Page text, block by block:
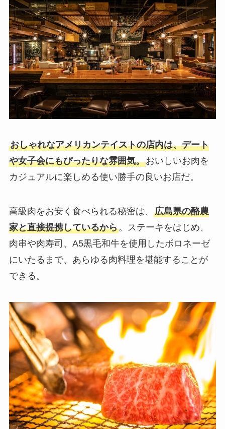
おしゃれなアメリカンテイストの店内は、デート
や女子会にもぴったりな雰囲気。おいしいお肉を
カジュアルに楽しめる使い勝手の良いお店だ。
高級肉をお安く食べられる秘密は、 広島県の酪農
家と直接提携しているから。ステーキをはじめ、
肉串や肉寿司、A5黒毛和牛を使用したボロネーゼ
にいたるまで、あらゆる肉料理を堪能することが
できる。